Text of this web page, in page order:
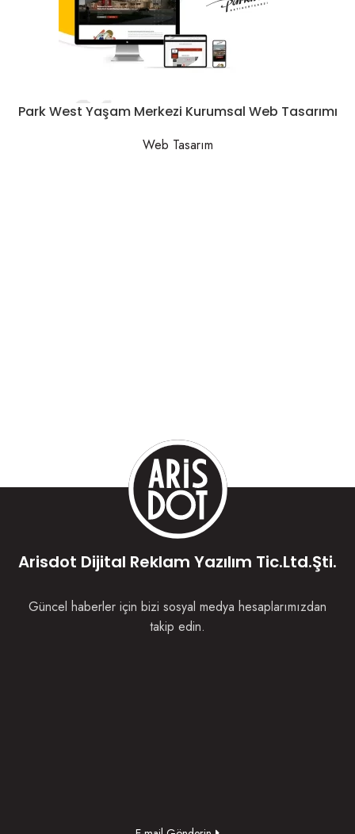
Park West Yaşam Merkezi Kurumsal Web Tasarımı
Web Tasarım
Arisdot Dijital Reklam Yazılım Tic.Ltd.Şti.
Güncel haberler için bizi sosyal medya hesaplarımızdan
takip edin.